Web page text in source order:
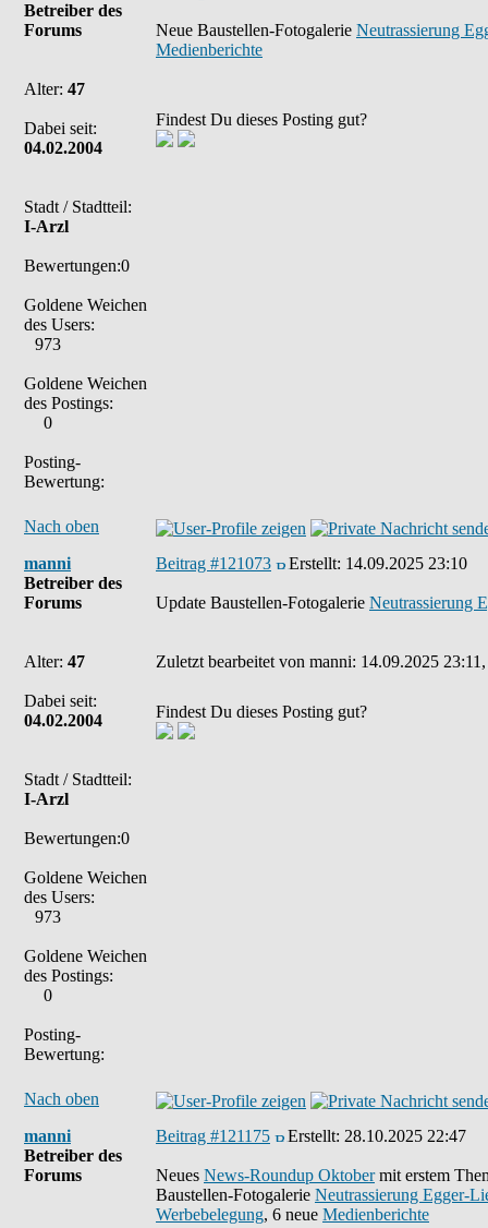
Betreiber des
Forums
Alter: 47
Dabei seit:
04.02.2004
Stadt / Stadtteil:
I-Arzl
Bewertungen:0
Goldene Weichen
des Users:
973
Goldene Weichen
des Postings:
0
Posting-
Bewertung:
Neue Baustellen-Fotogalerie Neutrassierung
Medienberichte
Findest Du dieses Posting gut?
Nach oben
manni
Betreiber des
Forums
Alter: 47
Dabei seit:
04.02.2004
Stadt / Stadtteil:
I-Arzl
Bewertungen:0
Goldene Weichen
des Users:
973
Goldene Weichen
des Postings:
0
Posting-
Bewertung:
Beitrag #121073 Erstellt: 14.09.2025 23:10
Update Baustellen-Fotogalerie Neutrassierung
Zuletzt bearbeitet von manni: 14.09.2025
Findest Du dieses Posting gut?
Nach oben
manni
Betreiber des
Forums
Beitrag #121175 Erstellt: 28.10.2025 22:47
Neues News-Roundup Oktobermit erstem
Baustellen-Fotogalerie Neutrassierung Egger-
Werbebelegung, 6 neue Medienberichte